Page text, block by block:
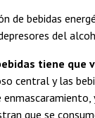
de bebidas
del
tiene
central y las
que se